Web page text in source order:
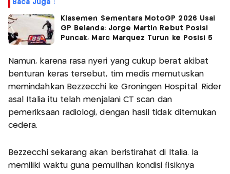
Baca Juga :
Klasemen Sementara MotoGP 2026 Usai
GP Belanda: Jorge Martin Rebut Posisi
Puncak, Marc Marquez Turun ke Posisi 5
Namun, karena rasa nyeri yang cukup berat akibat
benturan keras tersebut, tim medis memutuskan
memindahkan Bezzecchi ke Groningen Hospital. Rider
asal Italia itu telah menjalani CT scan dan
pemeriksaan radiologi, dengan hasil tidak ditemukan
cedera.
Bezzecchi sekarang akan beristirahat di Italia. Ia
memiliki waktu guna pemulihan kondisi fisiknya